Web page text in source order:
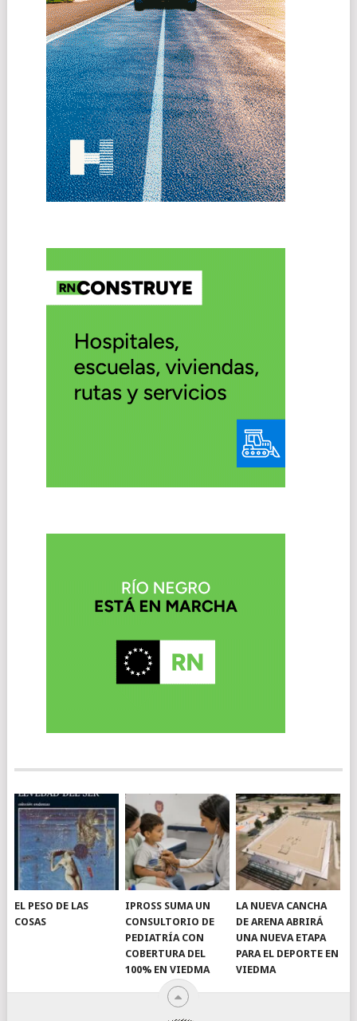
EL PESO DE LAS
COSAS
IPROSS SUMA UN
CONSULTORIO DE
PEDIATRÍA CON
COBERTURA DEL
100% EN VIEDMA
LA NUEVA CANCHA
DE ARENA ABRIRÁ
UNA NUEVA ETAPA
PARA EL DEPORTE EN
VIEDMA